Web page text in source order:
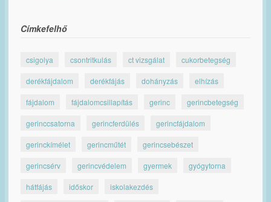
Címkefelhő
csigolya csontritkulás ct vizsgálat cukorbetegség
derékfájdalom derékfájás dohányzás elhízás
fájdalom fájdalomcsillapítás gerinc gerincbetegség
gerinccsatorna gerincferdülés gerincfájdalom
gerinckímélet gerincműtét gerincsebészet
gerincsérv gerincvédelem gyermek gyógytorna
hátfájás időskor iskolakezdés